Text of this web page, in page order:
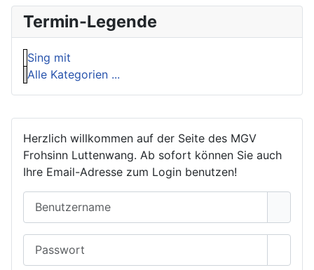
Herzlich willkommen auf der Seite des MGV
Frohsinn Luttenwang. Ab sofort können Sie auch
Ihre Email-Adresse zum Login benutzen!
Termin-Legende
Sing mit
Alle Kategorien ...